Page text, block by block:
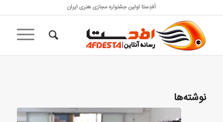
اَفدِستا اولین جشنواره مجازی هنری ایران
نوشته‌ها